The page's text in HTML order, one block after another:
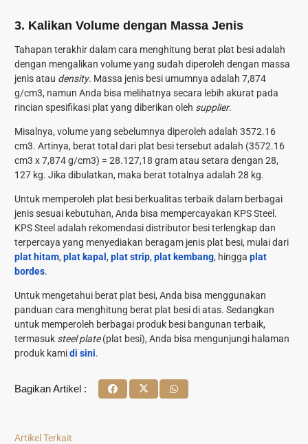
3. Kalikan Volume dengan Massa Jenis
Tahapan terakhir dalamcara menghitung berat plat besiadalah
dengan mengalikan volume yang sudah diperoleh dengan massa
jenis atau density. Massa jenis besi umumnya adalah 7,874
g/cm3, namun Anda bisa melihatnya secara lebih akurat pada
rincian spesifikasi plat yang diberikan oleh supplier.
Misalnya, volume yang sebelumnya diperoleh adalah 3572.16
cm3. Artinya, berat total dari plat besi tersebut adalah (3572.16
cm3 x 7,874 g/cm3) = 28.127,18 gram atau setara dengan 28,
127 kg. Jika dibulatkan, maka berat totalnya adalah 28 kg.
Untuk memperoleh plat besi berkualitas terbaik dalam berbagai
jenis sesuai kebutuhan, Anda bisa mempercayakan KPS Steel.
KPS Steel adalah rekomendasi distributor besi terlengkap dan
terpercaya yang menyediakan beragam jenis plat besi, mulai dari
plat hitam, plat kapal , plat strip, plat kembang, hingga plat
bordes.
Untuk mengetahui berat plat besi, Anda bisa menggunakan
panduan cara menghitung berat plat besidi atas. Sedangkan
untuk memperoleh berbagai produk besi bangunan terbaik,
termasuk steel plate(plat besi), Anda bisa mengunjungi halaman
produk kamidi sini.
Bagikan Artikel :
Artikel Terkait